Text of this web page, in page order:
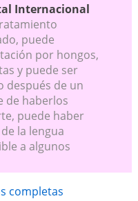
Internacional
puede
por hongos,
y puede ser
después de un
de haberlos
puede haber
la lengua
a algunos
completas